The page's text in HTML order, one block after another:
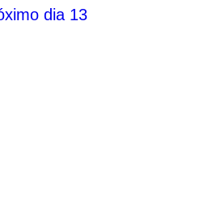
dia 13